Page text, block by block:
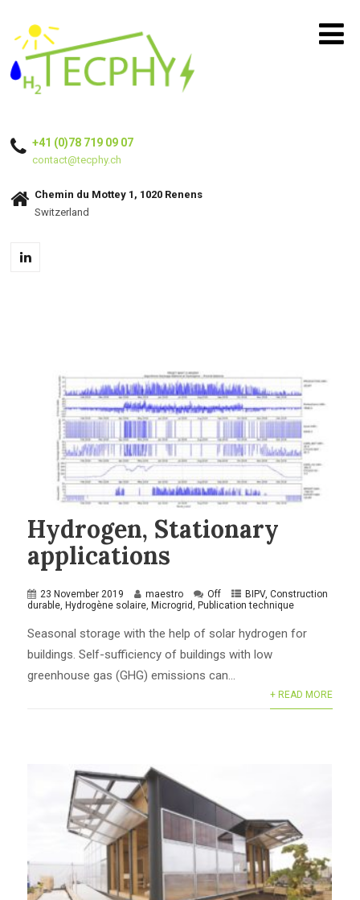
+41 (0)78 719 09 07
contact@tecphy.ch
Chemin du Mottey 1, 1020 Renens
Switzerland
Hydrogen, Stationary
applications
23 November 2019 maestro Off BIPV,Construction
durable,Hydrogène solaire,Microgrid,Publication technique
Seasonal storage with the help of solar hydrogen for
buildings. Self-sufficiency of buildings with low
greenhouse gas (GHG) emissions can...
+ READ MORE